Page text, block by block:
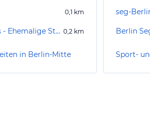
0,1 km
Das weiße Haus - Ehemalige Ständige Vertretung der Bundesrepublik Deutschland bei der DDR 0,2 km
in Berlin-Mitte
Berlin